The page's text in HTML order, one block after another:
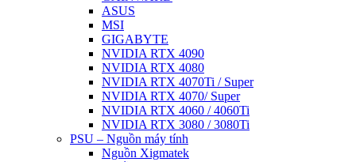
ASUS
MSI
GIGABYTE
NVIDIA RTX 4090
NVIDIA RTX 4080
NVIDIA RTX 4070Ti / Super
NVIDIA RTX 4070/ Super
NVIDIA RTX 4060 / 4060Ti
NVIDIA RTX 3080 / 3080Ti
PSU – Nguồn máy tính
Nguồn Xigmatek